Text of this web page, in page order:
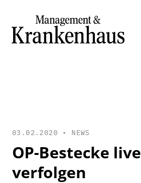
03.02.2020 • NEWS
OP-Bestecke live
verfolgen